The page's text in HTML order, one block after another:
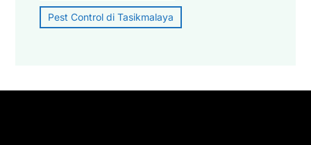
Pest Control di Tasikmalaya